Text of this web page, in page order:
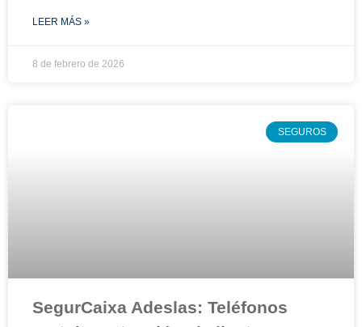
LEER MÁS »
8 de febrero de 2026
SEGUROS
SegurCaixa Adeslas: Teléfonos